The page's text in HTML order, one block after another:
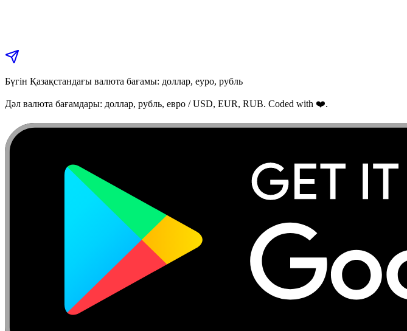
Бүгін Қазақстандағы валюта бағамы: доллар, еуро, рубль
Дәл валюта бағамдары: доллар, рубль, евро / USD, EUR, RUB. Coded with ❤️.